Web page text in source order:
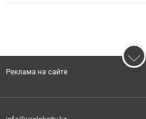
Реклама на сайте